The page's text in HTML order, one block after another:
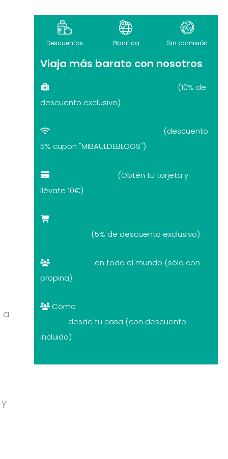
a
Descuentos Planifica Sin comisión
Viaja más barato con nosotros
(10% de
descuento exclusivo)
(descuento
5% cupón "MIBAULDEBLOGS")
(Obtén tu tarjeta y
llévate 10€)
(5% de descuento exclusivo)
en todo el mundo (sólo con
propina)
Cómo
desde tu casa (con descuento
incluido)